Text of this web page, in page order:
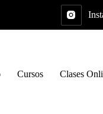
Cursos Clases